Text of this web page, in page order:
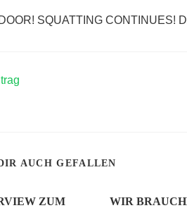
SQUATTING CONTINUES!
AUCH GEFALLEN
ZUM
WIR